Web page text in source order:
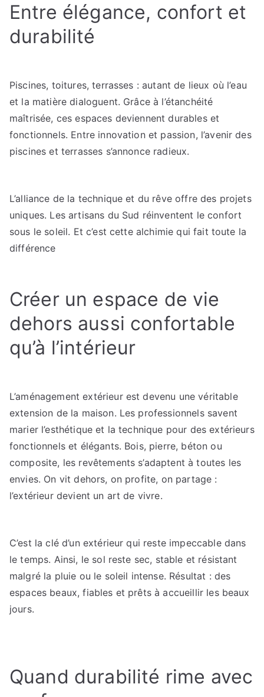
Entre élégance, confort et
durabilité
Piscines, toitures, terrasses : autant de lieux où l’eau
et la matière dialoguent. Grâce à l’étanchéité
maîtrisée, ces espaces deviennent durables et
fonctionnels. Entre innovation et passion, l’avenir des
piscines et terrasses s’annonce radieux.
L’alliance de la technique et du rêve offre des projets
uniques. Les artisans du Sud réinventent le confort
sous le soleil. Et c’est cette alchimie qui fait toute la
différence
Créer un espace de vie
dehors aussi confortable
qu’à l’intérieur
L’aménagement extérieur est devenu une véritable
extension de la maison. Les professionnels savent
marier l’esthétique et la technique pour des extérieurs
fonctionnels et élégants. Bois, pierre, béton ou
composite, les revêtements s’adaptent à toutes les
envies. On vit dehors, on profite, on partage :
l’extérieur devient un art de vivre.
C’est la clé d’un extérieur qui reste impeccable dans
le temps. Ainsi, le sol reste sec, stable et résistant
malgré la pluie ou le soleil intense. Résultat : des
espaces beaux, fiables et prêts à accueillir les beaux
jours.
Quand durabilité rime avec